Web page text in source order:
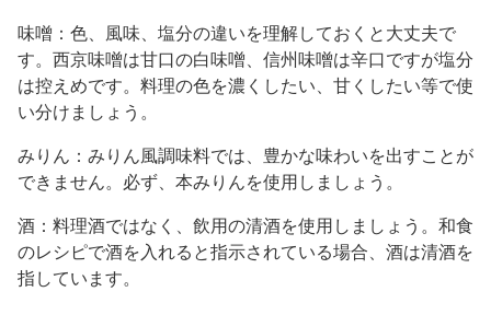
味噌：色、風味、塩分の違いを理解しておくと大丈夫で
す。西京味噌は甘口の白味噌、信州味噌は辛口ですが塩分
は控えめです。料理の色を濃くしたい、甘くしたい等で使
い分けましょう。
みりん：みりん風調味料では、豊かな味わいを出すことが
できません。必ず、本みりんを使用しましょう。
酒：料理酒ではなく、飲用の清酒を使用しましょう。和食
のレシピで酒を入れると指示されている場合、酒は清酒を
指しています。